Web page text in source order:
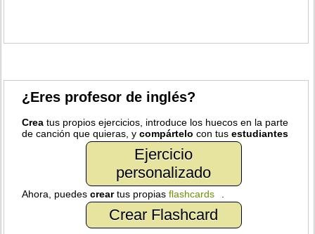
¿Eres profesor de inglés?
Crea tus propios ejercicios, introduce los huecos en la parte
de canción que quieras, ycompártelo con tusestudiantes
Ejercicio
personalizado
Ahora, puedescreartus propiasflashcards
Crear Flashcard